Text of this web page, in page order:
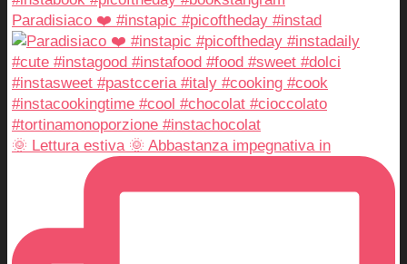
Paradisiaco ❤️ #instapic #picoftheday #instad
🌞 Lettura estiva 🌞 Abbastanza impegnativa in